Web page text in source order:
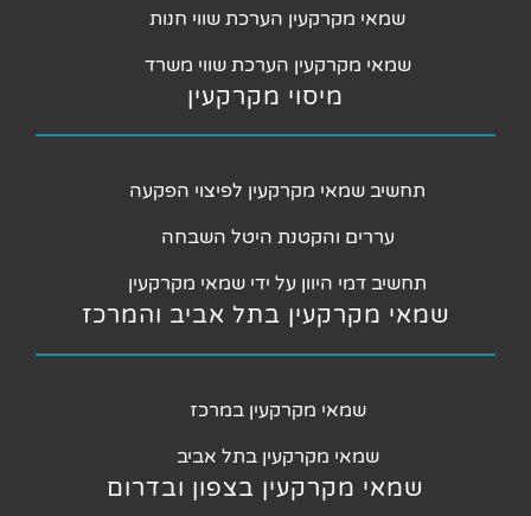
שמאי מקרקעין הערכת שווי חנות
שמאי מקרקעין הערכת שווי משרד
מיסוי מקרקעין
תחשיב שמאי מקרקעין לפיצוי הפקעה
עררים והקטנת היטל השבחה
תחשיב דמי היוון על ידי שמאי מקרקעין
שמאי מקרקעין בתל אביב והמרכז
שמאי מקרקעין במרכז
שמאי מקרקעין בתל אביב
שמאי מקרקעין בצפון ובדרום